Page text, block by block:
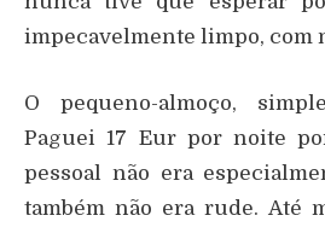
impecavelmente limpo, com
O pequeno-almoço,
Paguei 17 Eur por noite
pessoal não era
também não era rude. Até